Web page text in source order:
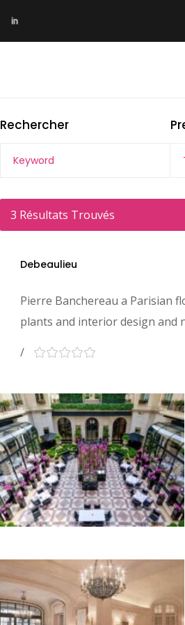
Rechercher
3 Résultats Trouvés
Debeaulieu
Pierre Banchereau a Parisian
plants and interior design and